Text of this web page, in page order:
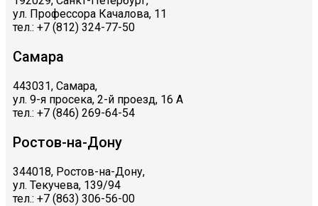
ул. Профессора Качалова, 11
тел.: +7 (812) 324-77-50
Самара
443031, Самара,
ул. 9-я просека, 2-й проезд, 16 А
тел.: +7 (846) 269-64-54
Ростов-на-Дону
344018, Ростов-на-Дону,
ул. Текучева, 139/94
тел.: +7 (863) 306-56-00